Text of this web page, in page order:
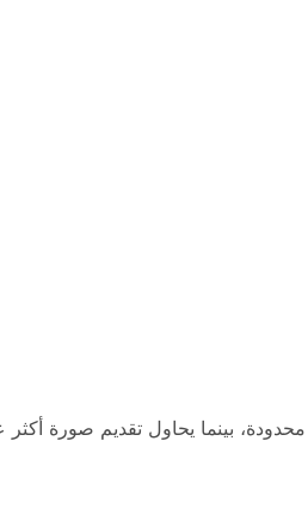
بينما يحاول تقديم صورة أكثر